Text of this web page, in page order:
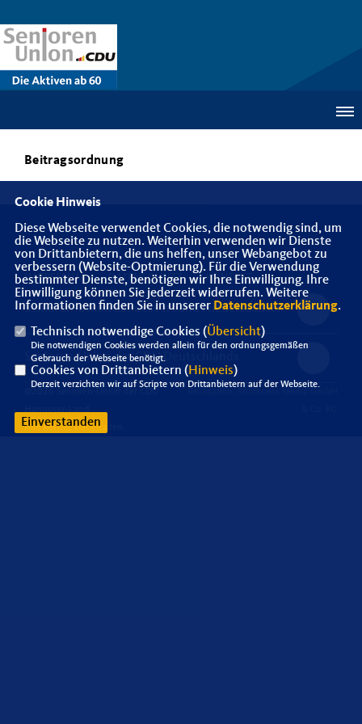
Beitragsordnung
IMPRESSUM DATENSCHUTZ KONTAKT
Senioren-Union Landesverband Niedersachsen
Senioren-Union der CDU Deutschlands
@2026 Senioren-Union der CDU
Alle Rechte vorbehalten.
Cookie Hinweis
Diese Webseite verwendet Cookies, die notwendig sind, um
die Webseite zu nutzen. Weiterhin verwenden wir Dienste
von Drittanbietern, die uns helfen, unser Webangebot zu
verbessern (Website-Optmierung). Für die Verwendung
bestimmter Dienste, benötigen wir Ihre Einwilligung. Ihre
Einwilligung können Sie jederzeit widerrufen. Weitere
Informationen finden Sie in unserer Datenschutzerklärung.
Technisch notwendige Cookies (Übersicht)
Die notwendigen Cookies werden allein für den ordnungsgemäßen
Gebrauch der Webseite benötigt.
Cookies von Drittanbietern ( Hinweis)
Derzeit verzichten wir auf Scripte von Drittanbietern auf der Webseite.
Einverstanden